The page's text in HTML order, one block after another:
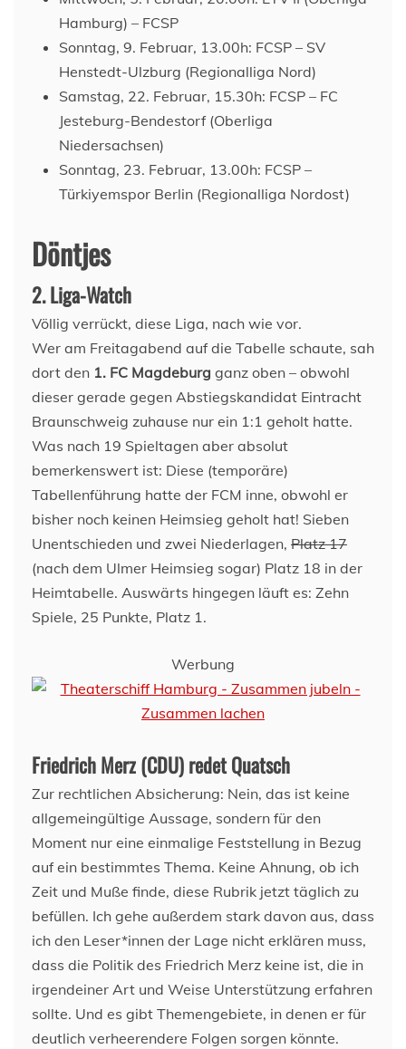
Hamburg) – FCSP
Sonntag, 9. Februar, 13.00h: FCSP – SV
Henstedt-Ulzburg (Regionalliga Nord)
Samstag, 22. Februar, 15.30h: FCSP – FC
Jesteburg-Bendestorf (Oberliga
Niedersachsen)
Sonntag, 23. Februar, 13.00h: FCSP –
Türkiyemspor Berlin (Regionalliga Nordost)
Döntjes
2. Liga-Watch
Völlig verrückt, diese Liga, nach wie vor.
Wer am Freitagabend auf die Tabelle schaute, sah
dort den 1. FC Magdeburg ganz oben – obwohl
dieser gerade gegen Abstiegskandidat Eintracht
Braunschweig zuhause nur ein 1:1 geholt hatte.
Was nach 19 Spieltagen aber absolut
bemerkenswert ist: Diese (temporäre)
Tabellenführung hatte der FCM inne, obwohl er
bisher noch keinen Heimsieg geholt hat! Sieben
Unentschieden und zwei Niederlagen, Platz 17
(nach dem Ulmer Heimsieg sogar) Platz 18 in der
Heimtabelle. Auswärts hingegen läuft es: Zehn
Spiele, 25 Punkte, Platz 1.
Werbung
Friedrich Merz (CDU) redet Quatsch
Zur rechtlichen Absicherung: Nein, das ist keine
allgemeingültige Aussage, sondern für den
Moment nur eine einmalige Feststellung in Bezug
auf ein bestimmtes Thema. Keine Ahnung, ob ich
Zeit und Muße finde, diese Rubrik jetzt täglich zu
befüllen. Ich gehe außerdem stark davon aus, dass
ich den Leser*innen der Lage nicht erklären muss,
dass die Politik des Friedrich Merz keine ist, die in
irgendeiner Art und Weise Unterstützung erfahren
sollte. Und es gibt Themengebiete, in denen er für
deutlich verheerendere Folgen sorgen könnte.